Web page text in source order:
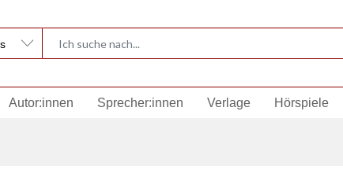
Autor:innen Sprecher:innen Verlage Hörspiele